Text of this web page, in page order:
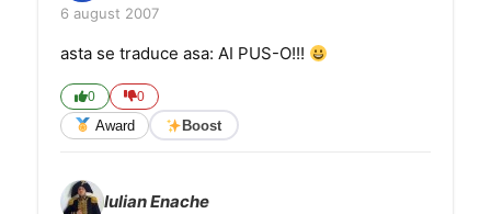
6 august 2007
asta se traduce asa: AI PUS-O!!!
0 0
Award Boost
Iulian Enache